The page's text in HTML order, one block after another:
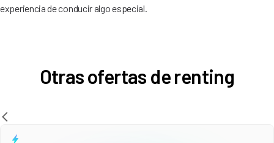
experiencia de conducir algo especial.
Otras ofertas de renting